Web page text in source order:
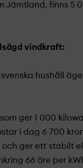
Jämtland, finns 5
vindkraft:
hushåll
ger 1 000
i dag 6 700
ger ett stabilt
66 öre per